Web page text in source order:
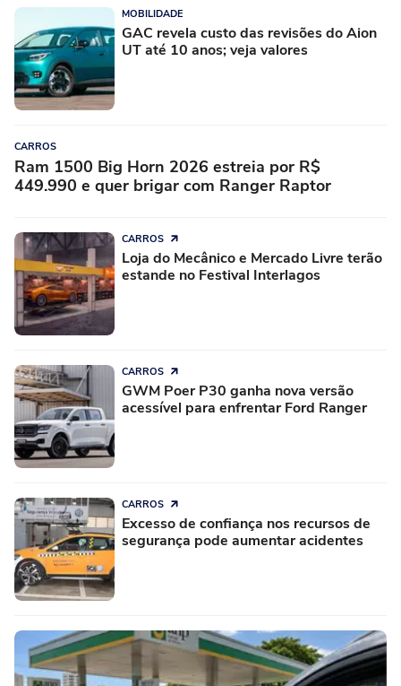
MOBILIDADE
GAC revela custo das revisões do Aion
UT até 10 anos; veja valores
CARROS
Ram 1500 Big Horn 2026 estreia por R$
449.990 e quer brigar com Ranger Raptor
CARROS
Loja do Mecânico e Mercado Livre terão
estande no Festival Interlagos
CARROS
GWM Poer P30 ganha nova versão
acessível para enfrentar Ford Ranger
CARROS
Excesso de confiança nos recursos de
segurança pode aumentar acidentes